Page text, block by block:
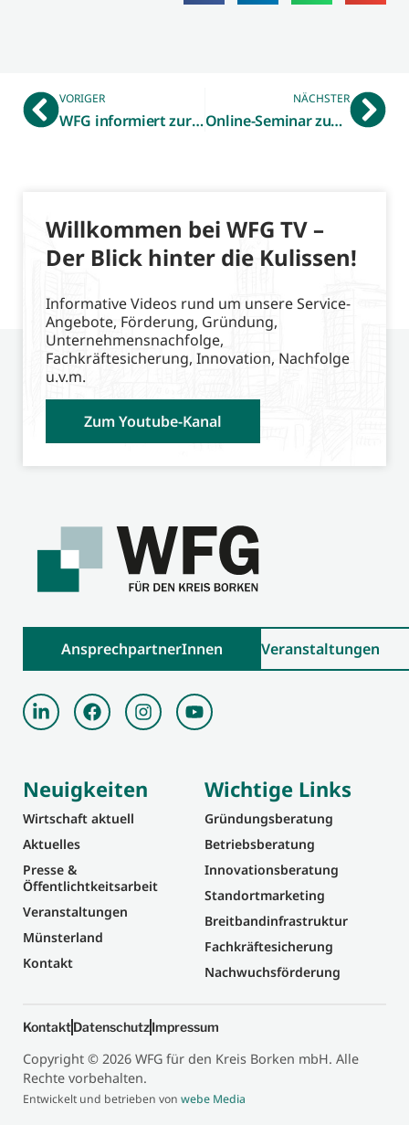
VORIGER
WFG informiert zur Abrechnung der Soforthilfe NRW
NÄCHSTER
Online-Seminar zum Förderwettbewerb 5G.NRW – am 7. Juli 2020
Willkommen bei WFG TV –
Der Blick hinter die Kulissen!
Informative Videos rund um unsere Service-
Angebote, Förderung, Gründung,
Unternehmensnachfolge,
Fachkräftesicherung, Innovation, Nachfolge
u.v.m.
Zum Youtube-Kanal
AnsprechpartnerInnen Veranstaltungen
Neuigkeiten
Wirtschaft aktuell
Aktuelles
Presse &
Öffentlichtkeitsarbeit
Veranstaltungen
Münsterland
Kontakt
Wichtige Links
Gründungsberatung
Betriebsberatung
Innovationsberatung
Standortmarketing
Breitbandinfrastruktur
Fachkräftesicherung
Nachwuchsförderung
Copyright © 2026 WFG für den Kreis Borken mbH. Alle
Rechte vorbehalten.
Entwickelt und betrieben von webe Media
KontaktDatenschutzImpressum